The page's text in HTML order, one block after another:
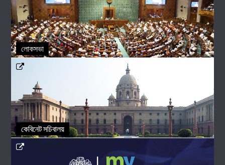
লোকসভা
কেবিনেট সচিবালয়